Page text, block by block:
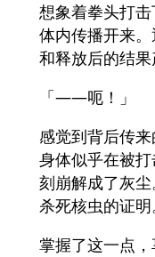
想象着拳头打
体内传播开来
和释放后的结果
「――呃！」
感觉到背后传
身体似乎在被
刻崩解成了灰
杀死核虫的证明
掌握了这一点